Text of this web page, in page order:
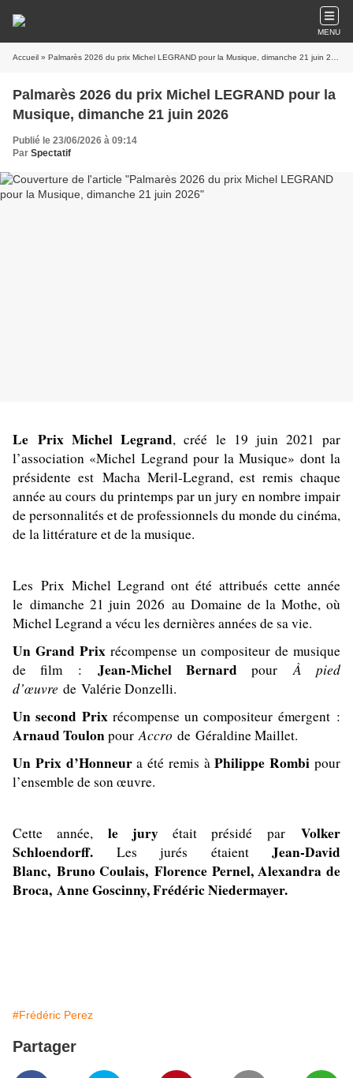
MENU
Accueil » Palmarès 2026 du prix Michel LEGRAND pour la Musique, dimanche 21 juin 2026
Palmarès 2026 du prix Michel LEGRAND pour la
Musique, dimanche 21 juin 2026
Publié le 23/06/2026 à 09:14
Par Spectatif
Le Prix Michel Legrand, créé le 19 juin 2021 par
l’association «Michel Legrand pour la Musique» dont la
présidente est Macha Meril-Legrand, est remis chaque
année au cours du printemps par un jury en nombre impair
de personnalités et de professionnels du monde du cinéma,
de la littérature et de la musique.
Les Prix Michel Legrand ont été attribués cette année
le dimanche 21 juin 2026 au Domaine de la Mothe, où
Michel Legrand a vécu les dernières années de sa vie.
Un Grand Prix récompense un compositeur de musique
de film : Jean-Michel Bernard pourÀ pied
d’œuvre de Valérie Donzelli.
Un second Prixrécompense un compositeur émergent :
Arnaud ToulonpourAccro de Géraldine Maillet.
Un Prix d’Honneura été remis àPhilippe Rombipour
l’ensemble de son œuvre.
Cette année, le juryétait présidé parVolker
Schloendorff. Les jurés étaient Jean-David
Blanc, Bruno Coulais, Florence Pernel, Alexandra de
Broca, Anne Goscinny, Frédéric Niedermayer.
#Frédéric Perez
Partager